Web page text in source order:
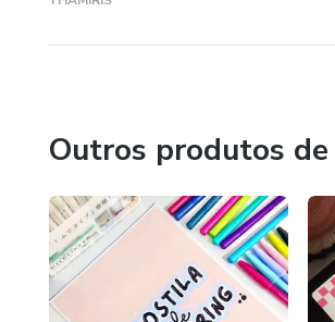
Outros produtos